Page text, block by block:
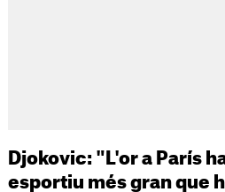
Djokovic: "L'or a París
esportiu més gran que